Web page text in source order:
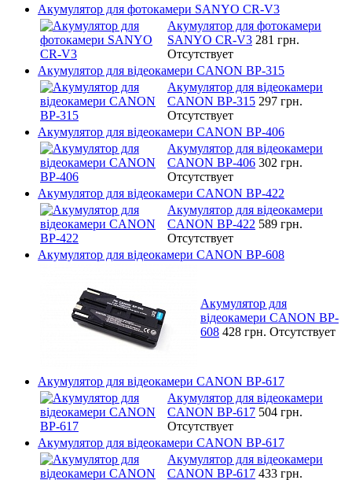
Акумулятор для фотокамери SANYO CR-V3
Акумулятор для фотокамери
SANYO CR-V3 281 грн.
Отсутствует
Акумулятор для відеокамери CANON BP-315
Акумулятор для відеокамери
CANON BP-315 297 грн.
Отсутствует
Акумулятор для відеокамери CANON BP-406
Акумулятор для відеокамери
CANON BP-406 302 грн.
Отсутствует
Акумулятор для відеокамери CANON BP-422
Акумулятор для відеокамери
CANON BP-422 589 грн.
Отсутствует
Акумулятор для відеокамери CANON BP-608
Акумулятор для
відеокамери CANON BP-
608 428 грн. Отсутствует
Акумулятор для відеокамери CANON BP-617
Акумулятор для відеокамери
CANON BP-617 504 грн.
Отсутствует
Акумулятор для відеокамери CANON BP-617
Акумулятор для відеокамери
CANON BP-617 433 грн.